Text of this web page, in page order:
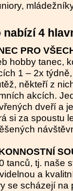
nabízí 4
PRO
hobby tanec,
1 – 2x
někteří z
akcích.
dveří a
si za spoustu
tanců, tj. naše
a
se scházejí na